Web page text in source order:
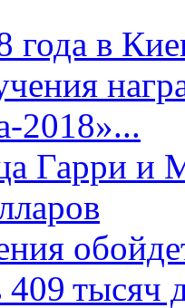
года в
2018»...
Гарри и
тысяч